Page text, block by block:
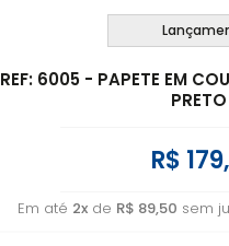
REF: 6005 - PAPETE EM
PRETO
R$
Em até 2x de R$ 89,50 sem